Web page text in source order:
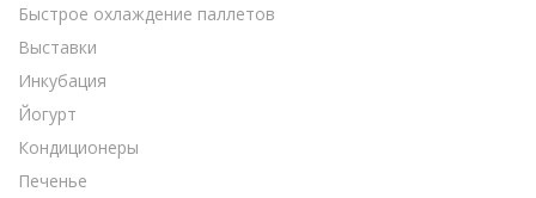
Быстрое охлаждение паллетов
Выставки
Инкубация
Йогурт
Кондиционеры
Печенье